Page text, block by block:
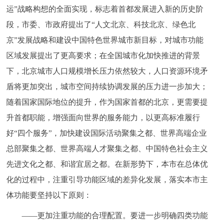
运”战略构想的全面实现，标志着首都发展进入新的历史阶
段，市委、市政府提出了“人文北京、科技北京、绿色北
京”发展战略和建设中国特色世界城市新目标，对城市功能
区域发展提出了更高要求；在全国城市化加快推进的背景
下，北京城市人口规模增长压力依然较大，人口资源环境矛
盾将更加突出，城市空间持续协调发展的压力进一步加大；
随着国家国际地位的提升，作为国家首都的北京，更需要提
升首都职能，增强面向世界的服务能力，以更高标准履行
好“四个服务”，加快建设国际活动聚集之都、世界高端企业
总部聚集之都、世界高端人才聚集之都、中国特色社会主义
先进文化之都、和谐宜居之都。在新形势下，本市在总体优
化的过程中，注重引导功能区域的差异化发展，落实本市主
体功能要坚持以下原则：
——更加注重功能的合理配置。要进一步明确四类功能